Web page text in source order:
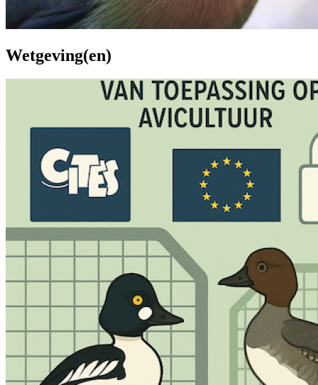
Wetgeving(en)